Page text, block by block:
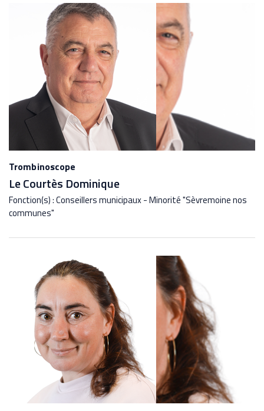
Trombinoscope
Le Courtès Dominique
Fonction(s) : Conseillers municipaux - Minorité "Sèvremoine nos
communes"